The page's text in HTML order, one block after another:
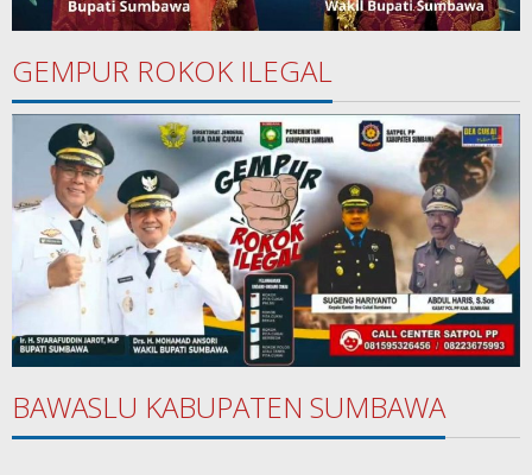
GEMPUR ROKOK ILEGAL
BAWASLU KABUPATEN SUMBAWA